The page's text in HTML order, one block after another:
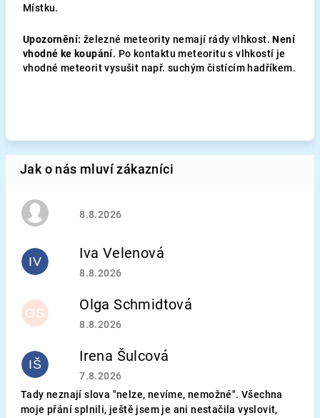
Místku.
Upozornění: železné meteority nemají rády vlhkost. Není
vhodné ke koupání. Po kontaktu meteoritu s vlhkostí je
vhodné meteorit vysušit např. suchým čistícím hadříkem.
Hodnocení obchodu je 5 z 5 hvězdiček.
8.8.2026
IV Iva Velenová
Hodnocení obchodu je 5 z 5 hvězdiček.
8.8.2026
OS Olga Schmidtová
Hodnocení obchodu je 5 z 5 hvězdiček.
8.8.2026
IŠ Irena Šulcová
Hodnocení obchodu je 5 z 5 hvězdiček.
7.8.2026
Tady neznají slova "nelze, nevíme, nemožné". Všechna
moje přání splnili, ještě jsem je ani nestačila vyslovit,